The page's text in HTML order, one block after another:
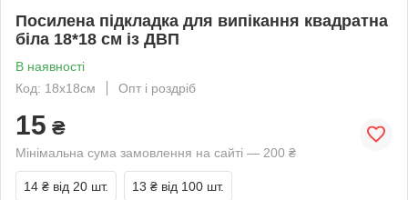
Посилена підкладка для випікання квадратна
біла 18*18 см із ДВП
В наявності
Код: 18х18см
Опт і роздріб
15 ₴
Мінімальна сума замовлення на сайті — 200 ₴
14 ₴ від 20 шт. 13 ₴ від 100 шт.